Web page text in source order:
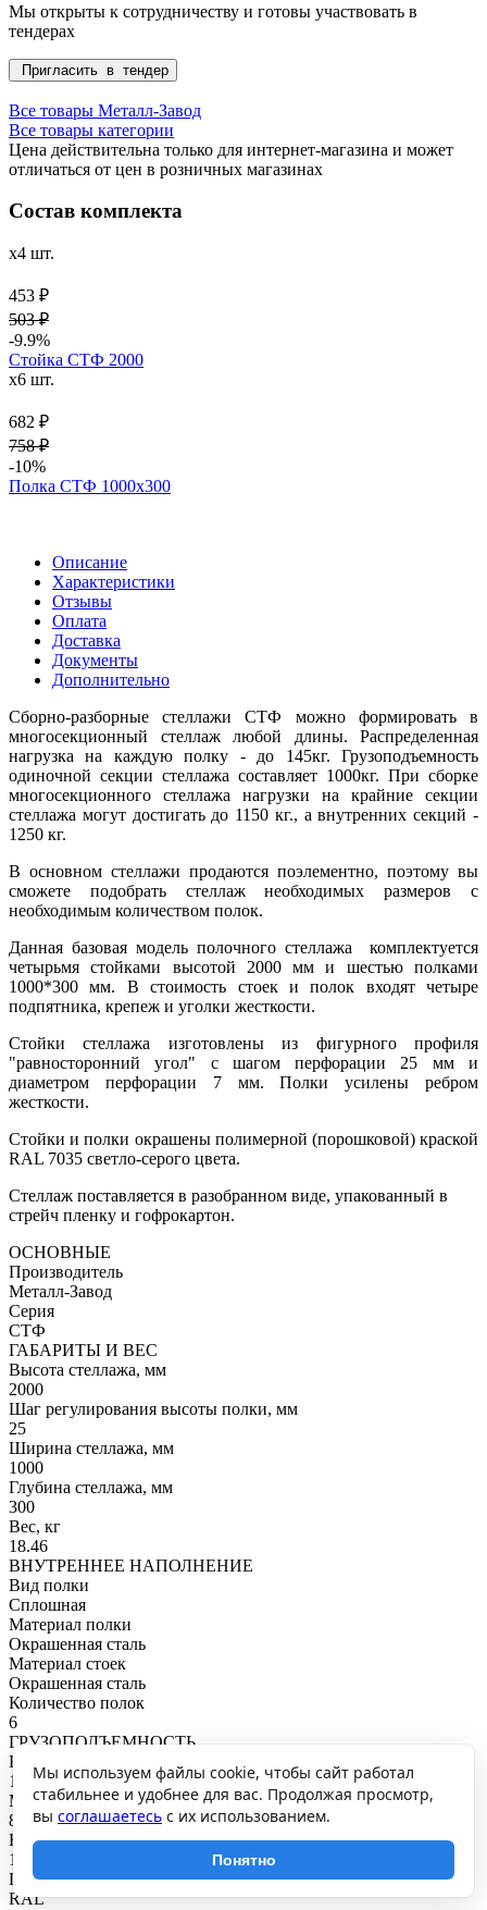
Мы открыты к сотрудничеству и готовы участвовать в
тендерах
Пригласить в тендер
Все товары Металл-Завод
Все товары категории
Цена действительна только для интернет-магазина и может
отличаться от цен в розничных магазинах
Состав комплекта
x4 шт.
453 ₽
503 ₽
-9.9%
Стойка СТФ 2000
x6 шт.
682 ₽
758 ₽
-10%
Полка СТФ 1000х300
Описание
Характеристики
Отзывы
Оплата
Доставка
Документы
Дополнительно
Сборно-разборные стеллажи СТФ можно формировать в
многосекционный стеллаж любой длины. Распределенная
нагрузка на каждую полку - до 145кг. Грузоподъемность
одиночной секции стеллажа составляет 1000кг. При сборке
многосекционного стеллажа нагрузки на крайние секции
стеллажа могут достигать до 1150 кг., а внутренних секций -
1250 кг.
В основном стеллажи продаются поэлементно, поэтому вы
сможете подобрать стеллаж необходимых размеров с
необходимым количеством полок.
Данная базовая модель полочного стеллажа комплектуется
четырьмя стойками высотой 2000 мм и шестью полками
1000*300 мм. В стоимость стоек и полок входят четыре
подпятника, крепеж и уголки жесткости.
Стойки стеллажа изготовлены из фигурного профиля
"равносторонний угол" с шагом перфорации 25 мм и
диаметром перфорации 7 мм. Полки усилены ребром
жесткости.
Стойки и полки окрашены полимерной (порошковой) краской
RAL 7035 светло-серого цвета.
Стеллаж поставляется в разобранном виде, упакованный в
стрейч пленку и гофрокартон.
ОСНОВНЫЕ
Производитель
Металл-Завод
Серия
СТФ
ГАБАРИТЫ И ВЕС
Высота стеллажа, мм
2000
Шаг регулирования высоты полки, мм
25
Ширина стеллажа, мм
1000
Глубина стеллажа, мм
300
Вес, кг
18.46
ВНУТРЕННЕЕ НАПОЛНЕНИЕ
Вид полки
Сплошная
Материал полки
Окрашенная сталь
Материал стоек
Окрашенная сталь
Количество полок
6
ГРУЗОПОДЪЕМНОСТЬ
Нагрузка на полку, кг
145
Максимальная общая нагрузка, кг
870
Нагрузка на секцию, кг
1000
ПОКРЫТИЕ И ЦВЕТ
RAL
Мы используем файлы cookie, чтобы сайт работал
стабильнее и удобнее для вас. Продолжая просмотр,
вы соглашаетесь с их использованием.
Понятно